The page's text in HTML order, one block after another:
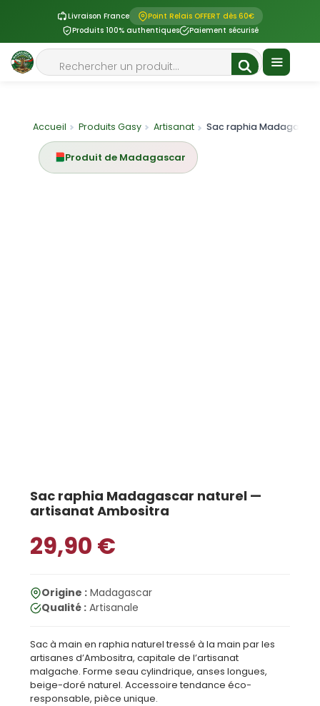
Livraison France
Point Relais OFFERT dès 60€
Produits 100% authentiques
Paiement sécurisé
Aller
au
contenu
Menu
Accueil Produits Gasy Artisanat Sac raphia Madagascar
Produit de Madagascar
Sac raphia Madagascar naturel —
artisanat Ambositra
29,90 €
Origine : Madagascar
Qualité : Artisanale
Sac à main en raphia naturel tressé à la main par les
artisanes d’Ambositra, capitale de l’artisanat
malgache. Forme seau cylindrique, anses longues,
beige-doré naturel. Accessoire tendance éco-
responsable, pièce unique.